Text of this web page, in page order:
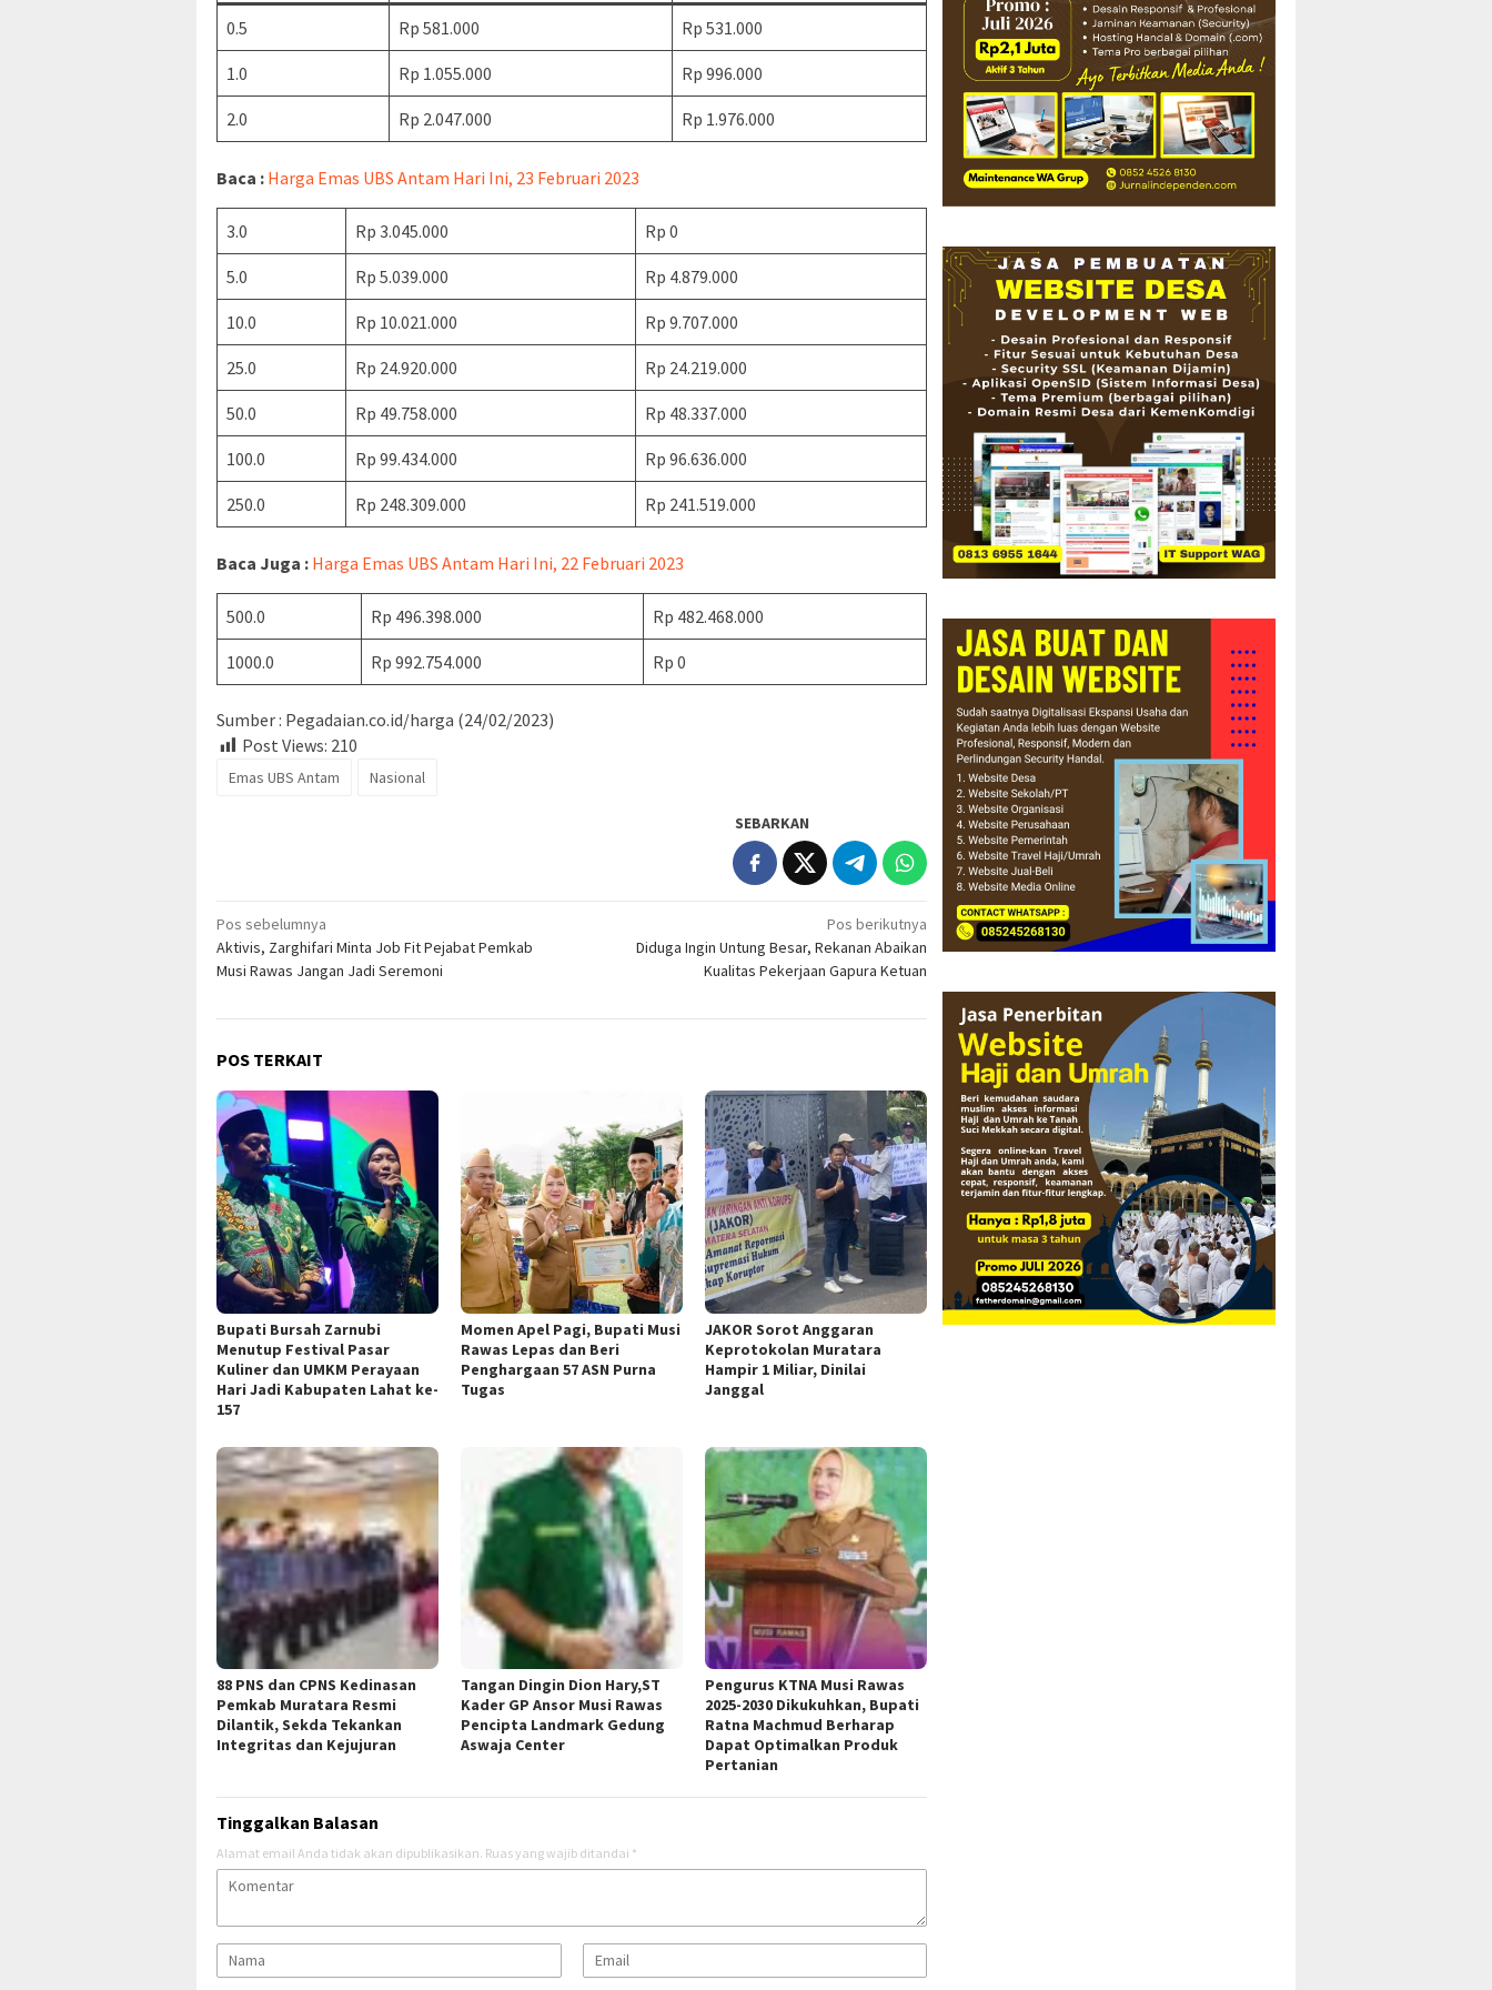
0.5 Rp 581.000 Rp 531.000
1.0 Rp 1.055.000 Rp 996.000
2.0 Rp 2.047.000 Rp 1.976.000
Baca : Harga Emas UBS Antam Hari Ini, 23 Februari 2023
3.0 Rp 3.045.000 Rp 0
5.0 Rp 5.039.000 Rp 4.879.000
10.0 Rp 10.021.000 Rp 9.707.000
25.0 Rp 24.920.000 Rp 24.219.000
50.0 Rp 49.758.000 Rp 48.337.000
100.0 Rp 99.434.000 Rp 96.636.000
250.0 Rp 248.309.000 Rp 241.519.000
Baca Juga : Harga Emas UBS Antam Hari Ini, 22 Februari 2023
500.0 Rp 496.398.000 Rp 482.468.000
1000.0 Rp 992.754.000 Rp 0
Sumber : Pegadaian.co.id/harga (24/02/2023)
Post Views: 210
Emas UBS Antam Nasional
SEBARKAN
Navigasi
pos
Pos sebelumnya
Aktivis, Zarghifari Minta Job Fit Pejabat Pemkab
Musi Rawas Jangan Jadi Seremoni
Pos berikutnya
Diduga Ingin Untung Besar, Rekanan Abaikan
Kualitas Pekerjaan Gapura Ketuan
POS TERKAIT
Bupati Bursah Zarnubi
Menutup Festival Pasar
Kuliner dan UMKM Perayaan
Hari Jadi Kabupaten Lahat ke-
157
Momen Apel Pagi, Bupati Musi
Rawas Lepas dan Beri
Penghargaan 57 ASN Purna
Tugas
JAKOR Sorot Anggaran
Keprotokolan Muratara
Hampir 1 Miliar, Dinilai
Janggal
88 PNS dan CPNS Kedinasan
Pemkab Muratara Resmi
Dilantik, Sekda Tekankan
Integritas dan Kejujuran
Tangan Dingin Dion Hary,ST
Kader GP Ansor Musi Rawas
Pencipta Landmark Gedung
Aswaja Center
Pengurus KTNA Musi Rawas
2025-2030 Dikukuhkan, Bupati
Ratna Machmud Berharap
Dapat Optimalkan Produk
Pertanian
Tinggalkan Balasan
Alamat email Anda tidak akan dipublikasikan. Ruas yang wajib ditandai *